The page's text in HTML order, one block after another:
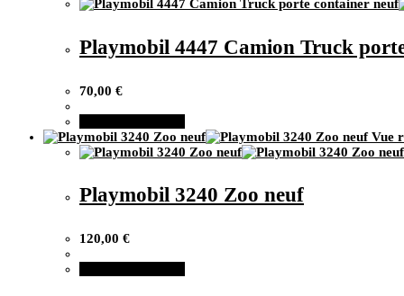
Playmobil 4447 Camion Truck
70,00 €
Vue
Playmobil 3240 Zoo neuf
120,00 €